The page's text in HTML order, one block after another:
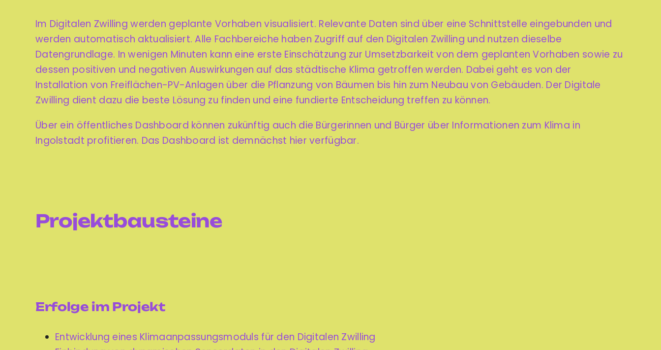
Im Digitalen Zwilling werden geplante Vorhaben visualisiert. Relevante Daten sind über eine Schnittstelle eingebunden und
werden automatisch aktualisiert. Alle Fachbereiche haben Zugriff auf den Digitalen Zwilling und nutzen dieselbe
Datengrundlage. In wenigen Minuten kann eine erste Einschätzung zur Umsetzbarkeit von dem geplanten Vorhaben sowie zu
dessen positiven und negativen Auswirkungen auf das städtische Klima getroffen werden. Dabei geht es von der
Installation von Freiflächen-PV-Anlagen über die Pflanzung von Bäumen bis hin zum Neubau von Gebäuden. Der Digitale
Zwilling dient dazu die beste Lösung zu finden und eine fundierte Entscheidung treffen zu können.
Über ein öffentliches Dashboard können zukünftig auch die Bürgerinnen und Bürger über Informationen zum Klima in
Ingolstadt profitieren. Das Dashboard ist demnächst hier verfügbar.
Projektbausteine
Erfolge im Projekt
Entwicklung eines Klimaanpassungsmoduls für den Digitalen Zwilling